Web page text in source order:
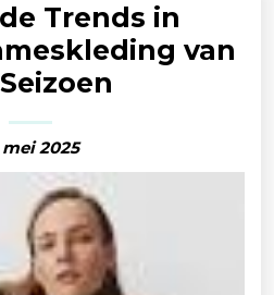
Trends in
van
mei 2025